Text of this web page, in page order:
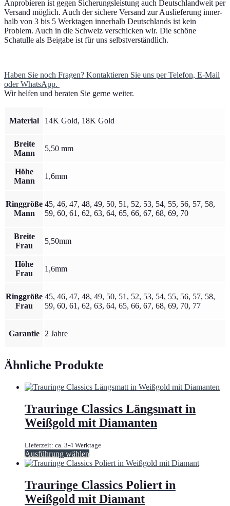
Anprobieren ist gegen Sicherungsleistung auch Deutschlandweit per
Versand mög­lich. Auch der siche­re Versand zur Auslieferung inner­
halb von 3 bis 5 Werktagen inner­halb Deutschlands ist kein
Problem. Auch in die Schweiz ver­schi­cken wir. Die schö­ne
Schatulle als Beigabe ist für uns selbstverständlich.
Haben Sie noch Fragen? Kontaktieren Sie uns per Telefon, E‑Mail
oder WhatsApp.
Wir hel­fen und bera­ten Sie gerne weiter.
Material 14K Gold, 18K Gold
Breite
Mann
5,50 mm
Höhe
Mann
1,6mm
Ringgröße
Mann
45, 46, 47, 48, 49, 50, 51, 52, 53, 54, 55, 56, 57, 58,
59, 60, 61, 62, 63, 64, 65, 66, 67, 68, 69, 70
Breite
Frau
5,50mm
Höhe
Frau
1,6mm
Ringgröße
Frau
45, 46, 47, 48, 49, 50, 51, 52, 53, 54, 55, 56, 57, 58,
59, 60, 61, 62, 63, 64, 65, 66, 67, 68, 69, 70, 77
Garantie 2 Jahre
Ähnliche Produkte
Trauringe Classics Längsmatt in
Weißgold mit Diamanten
Lieferzeit: ca. 3-4 Werktage
Ausführung wählen
Produkt
mehrere
Varianten
auf.
Trauringe Classics Poliert in
Weißgold mit Diamant